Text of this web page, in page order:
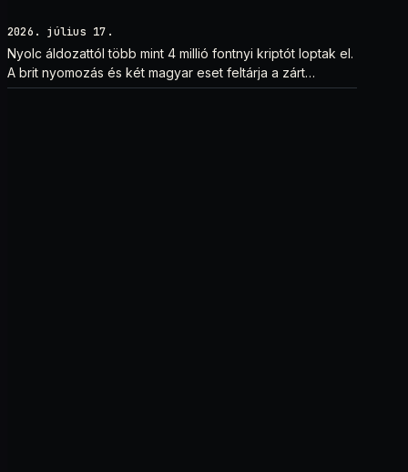
2026. július 17.
Nyolc áldozattól több mint 4 millió fontnyi kriptót loptak el.
A brit nyomozás és két magyar eset feltárja a zárt
ellenőrzési csapdát.